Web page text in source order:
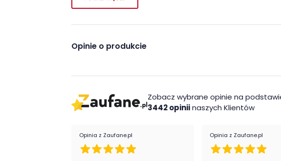
2 wkładki przechowywane w stole
Stół Country firmy Szynaka meble jest oryginalnie
Opinie o produkcie
Zobacz wybrane opinie na
3442 opiniinaszych Klientów
Opinia z Zaufane.pl Opinia z Zaufane.pl